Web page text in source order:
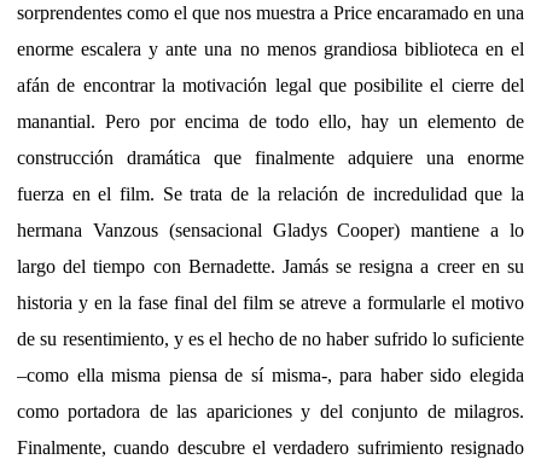
sorprendentes como el que nos muestra a Price encaramado en una
enorme escalera y ante una no menos grandiosa biblioteca en el
afán de encontrar la motivación legal que posibilite el cierre del
manantial. Pero por encima de todo ello, hay un elemento de
construcción dramática que finalmente adquiere una enorme
fuerza en el film. Se trata de la relación de incredulidad que la
hermana Vanzous (sensacional Gladys Cooper) mantiene a lo
largo del tiempo con Bernadette. Jamás se resigna a creer en su
historia y en la fase final del film se atreve a formularle el motivo
de su resentimiento, y es el hecho de no haber sufrido lo suficiente
–como ella misma piensa de sí misma-, para haber sido elegida
como portadora de las apariciones y del conjunto de milagros.
Finalmente, cuando descubre el verdadero sufrimiento resignado